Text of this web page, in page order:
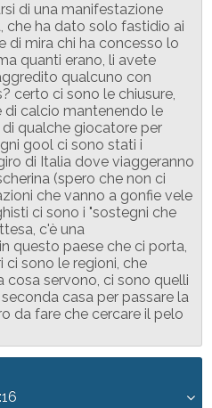
di una manifestazione
che ha dato solo fastidio ai
di mira chi ha concesso lo
quanti erano, li avete
qualcuno con
certo ci sono le chiusure,
di calcio mantenendo le
qualche giocatore per
gool ci sono stati i
di Italia dove viaggeranno
(spero che non ci
che vanno a gonfie vele
ci sono i "sostegni che
c'è una
questo paese che ci porta,
ci sono le regioni, che
servono, ci sono quelli
casa per passare la
da fare che cercare il pelo